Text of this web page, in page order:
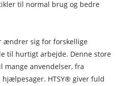
til normal brug og bedre
ændrer sig for forskellige
til hurtigt arbejde. Denne store
mange anvendelser, fra
HTSY® giver fuld